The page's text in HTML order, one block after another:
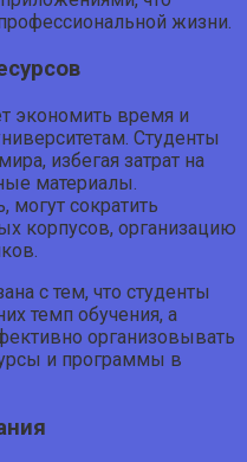
жизни.
экономить время и
Студенты
избегая затрат на
материалы.
сократить
корпусов, организацию
с тем, что студенты
темп обучения, а
организовывать
и программы в